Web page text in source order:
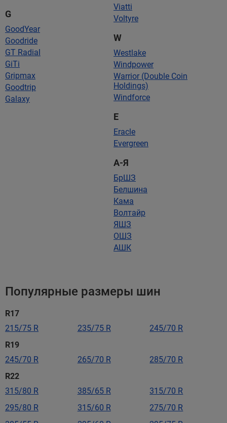
G
GoodYear
Goodride
GT Radial
GiTi
Gripmax
Goodtrip
Galaxy
Viatti
Voltyre
W
Westlake
Windpower
Warrior (Double Coin
Holdings)
Windforce
E
Eracle
Evergreen
А-Я
БрШЗ
Белшина
Кама
Волтайр
ЯШЗ
ОШЗ
АШК
Популярные размеры шин
R17
215/75 R
235/75 R
245/70 R
R19
245/70 R
265/70 R
285/70 R
R22
315/80 R
385/65 R
315/70 R
295/80 R
315/60 R
275/70 R